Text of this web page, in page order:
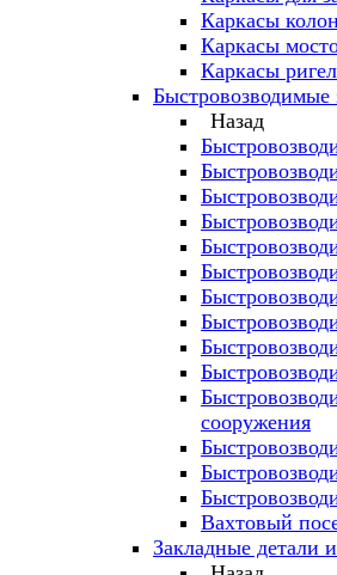
Каркасы
Каркасы
Каркасы
Быстровозводимые
Назад
сооружения
Вахтовый
Закладные детали